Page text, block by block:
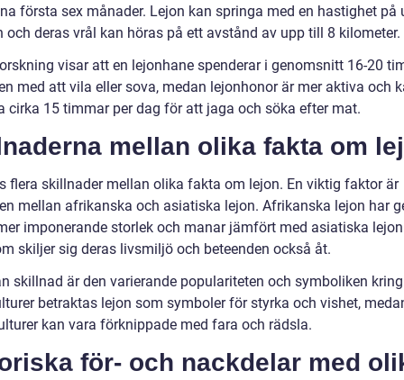
första sex månader. Lejon kan springa med en hastighet på
och deras vrål kan höras på ett avstånd av upp till 8 kilometer.
visar att en lejonhane spenderar i genomsnitt 16-20
med att vila eller sova, medan lejonhonor är mer aktiva och
cirka 15 timmar per dag för att jaga och söka efter mat.
mellan olika fakta om
flera skillnader mellan olika fakta om lejon. En viktig faktor är
mellan afrikanska och asiatiska lejon. Afrikanska lejon har
imponerande storlek och manar jämfört med asiatiska
skiljer sig deras livsmiljö och beteenden också åt.
skillnad är den varierande populariteten och symboliken
betraktas lejon som symboler för styrka och vishet,
kan vara förknippade med fara och rädsla.
för- och nackdelar med